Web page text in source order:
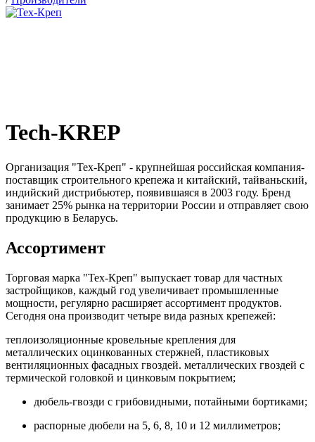
Tech-KREP
Организация "Тех-Креп" - крупнейшая российская компания-
поставщик строительного крепежа и китайский, тайваньский,
индийский дистрибьютер, появившаяся в 2003 году. Бренд
занимает 25% рынка на территории России и отправляет свою
продукцию в Беларусь.
Ассортимент
Торговая марка "Тех-Креп" выпускает товар для частных
застройщиков, каждый год увеличивает промышленные
мощности, регулярно расширяет ассортимент продуктов.
Сегодня она производит четыре вида разных крепежей:
теплоизоляционные кровельные крепления для
металлических оцинкованных стержней, пластиковых
вентиляционных фасадных гвоздей. металлических гвоздей с
термической головкой и цинковым покрытием;
дюбель-гвозди с грибовидными, потайными бортиками;
распорные дюбели на 5, 6, 8, 10 и 12 миллиметров;